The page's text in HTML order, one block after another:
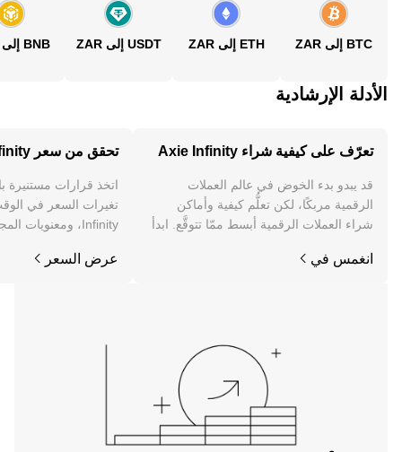
BTC إلى ZAR ETH إلى ZAR USDT إلى ZAR BNB إلى ZAR
الأدلة الإرشادية
تعرّف على كيفية شراء Axie Infinity
قد يبدو بدء الخوض في عالم العملات
الرقمية مربكًا، لكن تعلُّم كيفية وأماكن
شراء العملات الرقمية أبسط ممّا تتوقَّع. ابدأ
الويب.
انغمس في
تحقق من سعر Axie Infinity
اتخذ قرارات
Infinity، ومعنويات المجتمع والأخبار والمزيد.
عرض السعر